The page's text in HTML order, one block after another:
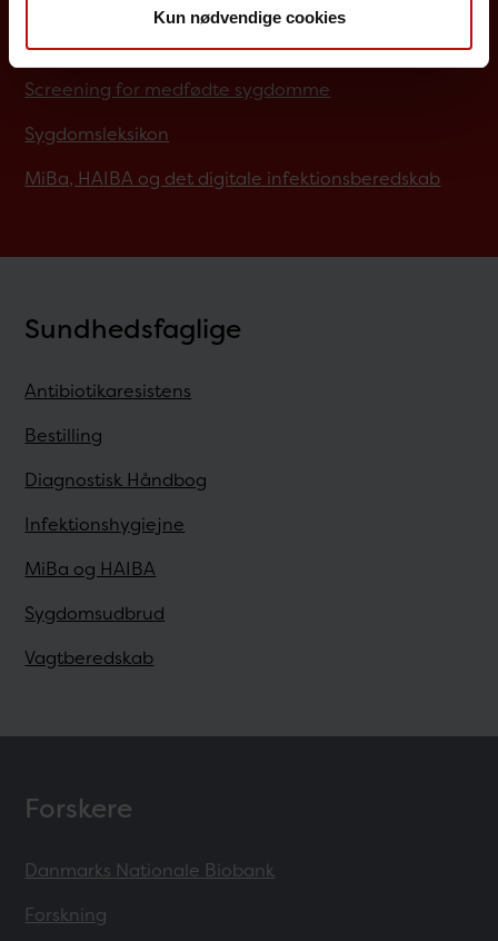
Kun nødvendige cookies
Rejsevaccination
Screening for medfødte sygdomme
Sygdomsleksikon
MiBa, HAIBA og det digitale infektionsberedskab
Sundhedsfaglige
Antibiotikaresistens
Bestilling
Diagnostisk Håndbog
Infektionshygiejne
MiBa og HAIBA
Sygdomsudbrud
Vagtberedskab
Forskere
Danmarks Nationale Biobank
Forskning